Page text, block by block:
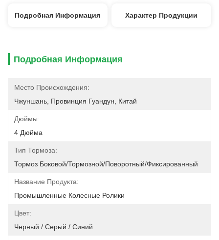
Подробная Информация Характер Продукции
Подробная Информация
Место Происхождения:
Чжуншань, Провинция Гуандун, Китай
Дюймы:
4 Дюйма
Тип Тормоза:
Тормоз Боковой/тормозной/поворотный/фиксированный
Название Продукта:
Промышленные Колесные Ролики
Цвет:
Черный / Серый / Синий